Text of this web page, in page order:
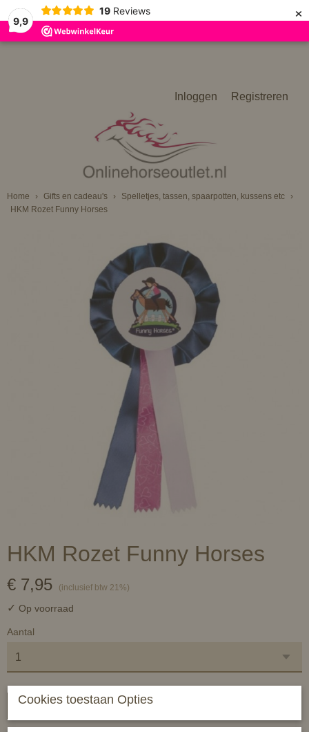
9,9
19 Reviews ×
Inloggen Registreren
Home › Gifts en cadeau's › Spelletjes, tassen, spaarpotten, kussens etc
›
HKM Rozet Funny Horses
HKM Rozet Funny Horses
€ 7,95 (inclusief btw 21%)
✓ Op voorraad
Aantal
In winkelwagen
Cookies toestaan Opties